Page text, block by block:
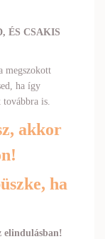
ÉS CSAKIS
megszokott
ha így
továbbra is.
akkor
ha
elindulásban!